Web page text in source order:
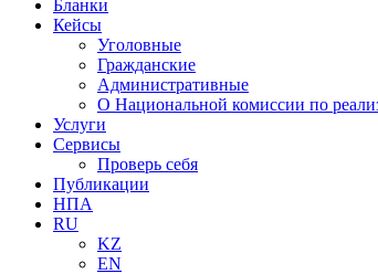
Бланки
Кейсы
Уголовные
Гражданские
Административные
О Национальной комиссии по
Услуги
Сервисы
Проверь себя
Публикации
НПА
RU
KZ
EN